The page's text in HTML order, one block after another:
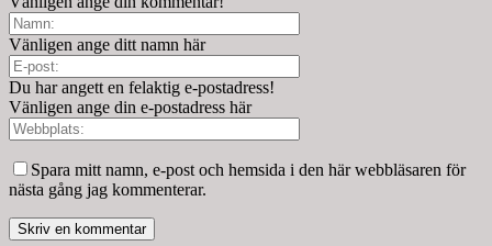
Vänligen ange ditt namn här
Du har angett en felaktig e-postadress!
Vänligen ange din e-postadress här
Spara mitt namn, e-post och hemsida i den här webbläsaren för
nästa gång jag kommenterar.